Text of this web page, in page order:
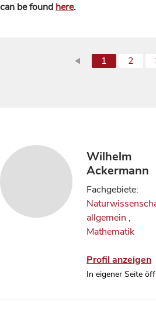
can be found here.
1 2
Wilhelm
Ackermann
Fachgebiete:
allgemein ,
Mathematik
Profil anzeigen
In eigener Seite